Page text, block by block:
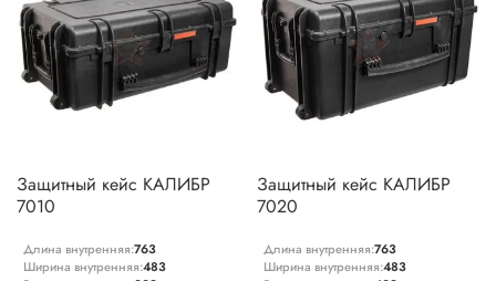
Защитный кейс КАЛИБР
7010
Длина внутренняя:763
Ширина внутренняя:483
Защитный кейс КАЛИБР
7020
Длина внутренняя:763
Ширина внутренняя:483